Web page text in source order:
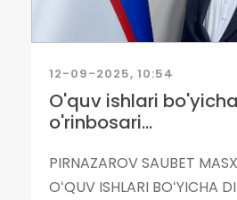
12-09-2025, 10:54
O'quv ishlari
o'rinbosari...
PIRNAZAROV SAUBET
OʻQUV ISHLARI BOʻYICHA